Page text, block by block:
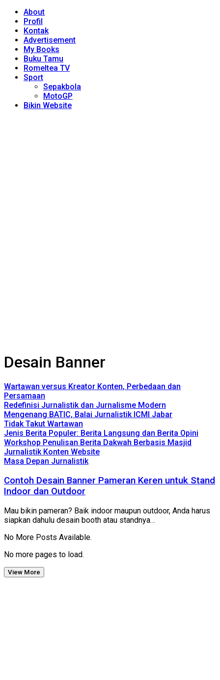
About
Profil
Kontak
Advertisement
My Books
Buku Tamu
Romeltea TV
Sport
Sepakbola
MotoGP
Bikin Website
Desain Banner
Wartawan versus Kreator Konten, Perbedaan dan
Persamaan
Redefinisi Jurnalistik dan Jurnalisme Modern
Mengenang BATIC, Balai Jurnalistik ICMI Jabar
Tidak Takut Wartawan
Jenis Berita Populer: Berita Langsung dan Berita Opini
Workshop Penulisan Berita Dakwah Berbasis Masjid
Jurnalistik Konten Website
Masa Depan Jurnalistik
Contoh Desain Banner Pameran Keren untuk Stand
Indoor dan Outdoor
Mau bikin pameran? Baik indoor maupun outdoor, Anda harus
siapkan dahulu desain booth atau standnya…
No More Posts Available.
No more pages to load.
View More